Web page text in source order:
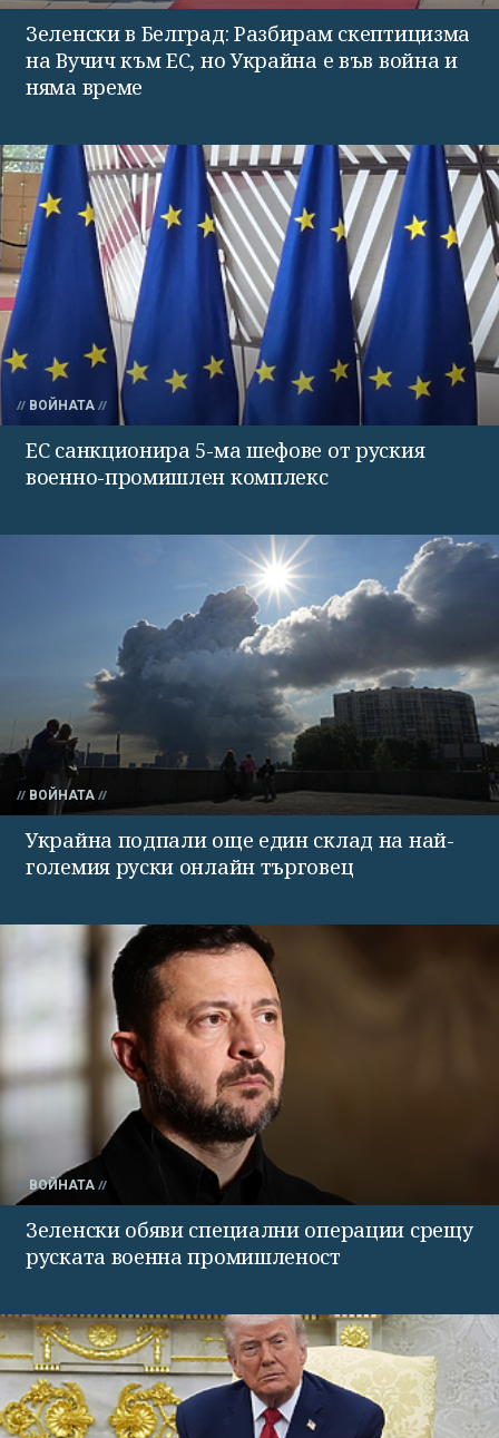
Зеленски в Белград: Разбирам скептицизма
на Вучич към ЕС, но Украйна е във война и
няма време
ВОЙНАТА
ЕС санкционира 5-ма шефове от руския
военно-промишлен комплекс
ВОЙНАТА
Украйна подпали още един склад на най-
големия руски онлайн търговец
ВОЙНАТА
Зеленски обяви специални операции срещу
руската военна промишленост